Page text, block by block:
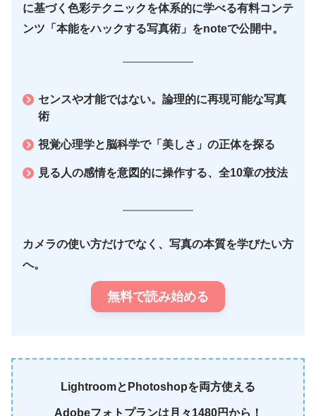
に基づく色彩テクニックを体系的に学べる有料コンテ
ンツ「本能をハックする写真術」をnoteで公開中。
センスや才能ではない。論理的に再現可能な写真
術
視覚心理学と脳科学で「美しさ」の正体を探る
見る人の感情を意図的に操作する、全10章の技法
カメラの使い方だけでなく、写真の本質を学びたい方
へ。
無料で読み始める
LightroomとPhotoshopを両方使える
Adobeフォトプランは月々1480円から！